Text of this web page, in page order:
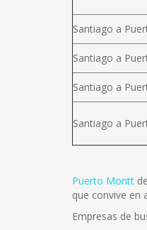
Santiago a
Santiago a
Santiago a
Santiago a
Puerto Montt
que convive en
Empresas de